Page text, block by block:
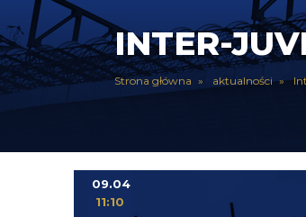
INTER-
Strona główna aktualności
09.04
11:10